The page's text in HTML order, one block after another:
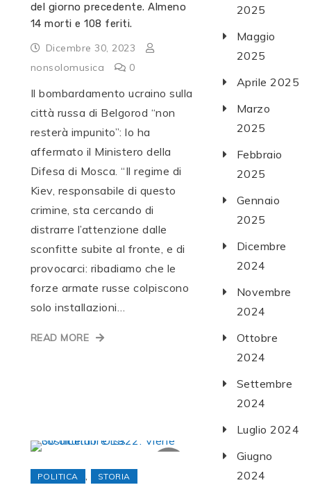
del giorno precedente. Almeno
14 morti e 108 feriti.
Dicembre 30, 2023
nonsolomusica
0
Il bombardamento ucraino sulla
città russa di Belgorod “non
resterà impunito”: lo ha
affermato il Ministero della
Difesa di Mosca. “Il regime di
Kiev, responsabile di questo
crimine, sta cercando di
distrarre l’attenzione dalle
sconfitte subite al fronte, e di
provocarci: ribadiamo che le
forze armate russe colpiscono
solo installazioni…
READ MORE
POLITICA STORIA
2025
Maggio
2025
Aprile 2025
Marzo
2025
Febbraio
2025
Gennaio
2025
Dicembre
2024
Novembre
2024
Ottobre
2024
Settembre
2024
Luglio 2024
Giugno
2024